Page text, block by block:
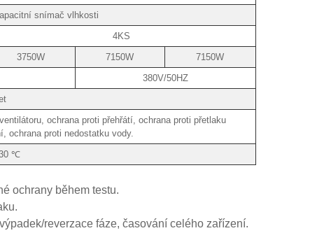
snímač vlhkosti
4KS
3750W 7150W
7150W
380V/50HZ
ochrana proti přehřátí, ochrana proti přetlaku
ochrana proti nedostatku vody.
℃
ochrany během testu.
reverzace fáze, časování celého zařízení.